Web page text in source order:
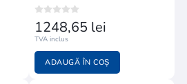
1248,65 lei
TVA inclus
ADAUGĂ ÎN COȘ